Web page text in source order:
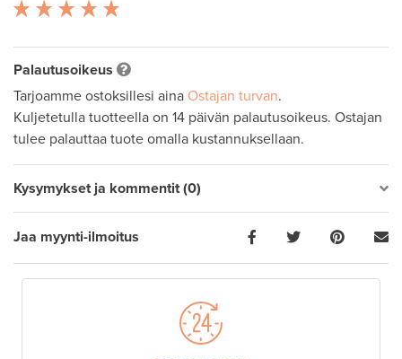
Palautusoikeus
Tarjoamme ostoksillesi aina Ostajan turvan.
Kuljetetulla tuotteella on 14 päivän palautusoikeus. Ostajan
tulee palauttaa tuote omalla kustannuksellaan.
Kysymykset ja kommentit (0)
Jaa myynti-ilmoitus